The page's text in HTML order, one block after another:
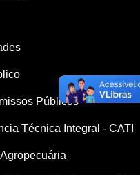
Públicos
Técnica Integral - CATI